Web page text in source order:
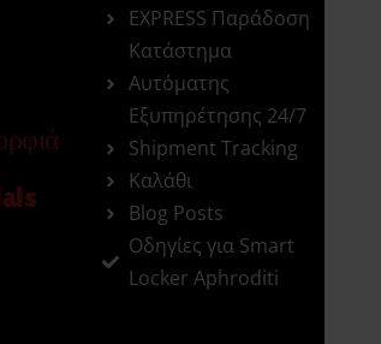
EXPRESS Παράδοση
Κατάστημα
Αυτόματης
Εξυπηρέτησης 24/7
Shipment Tracking
Καλάθι
Blog Posts
Οδηγίες για Smart
Locker Aphroditi